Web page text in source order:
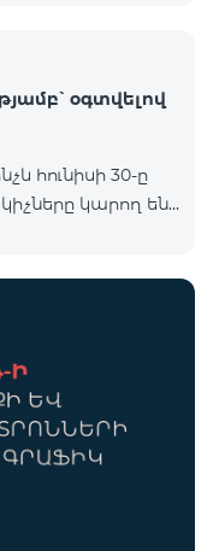
6 ամիսների
դեպքում։
հղմամբ՝
օգտվելով
հունիսի 30-ը
կարող են
25%
հղմամբ՝